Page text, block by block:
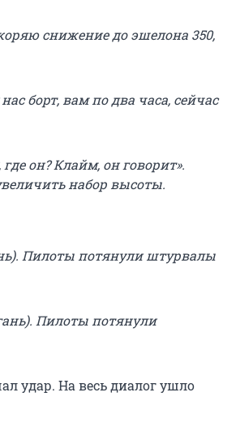
снижение до эшелона 350,
борт, вам по два часа, сейчас
он? Клайм, он говорит».
набор высоты.
Пилоты потянули штурвалы
Пилоты потянули
удар. На весь диалог ушло